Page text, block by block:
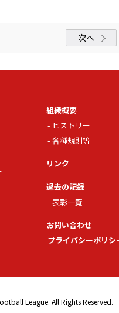
次へ
組織概要
ヒストリー
各種規則等
リンク
過去の記録
表彰一覧
お問い合わせ
プライバシーポリシ
League. All Rights Reserved.